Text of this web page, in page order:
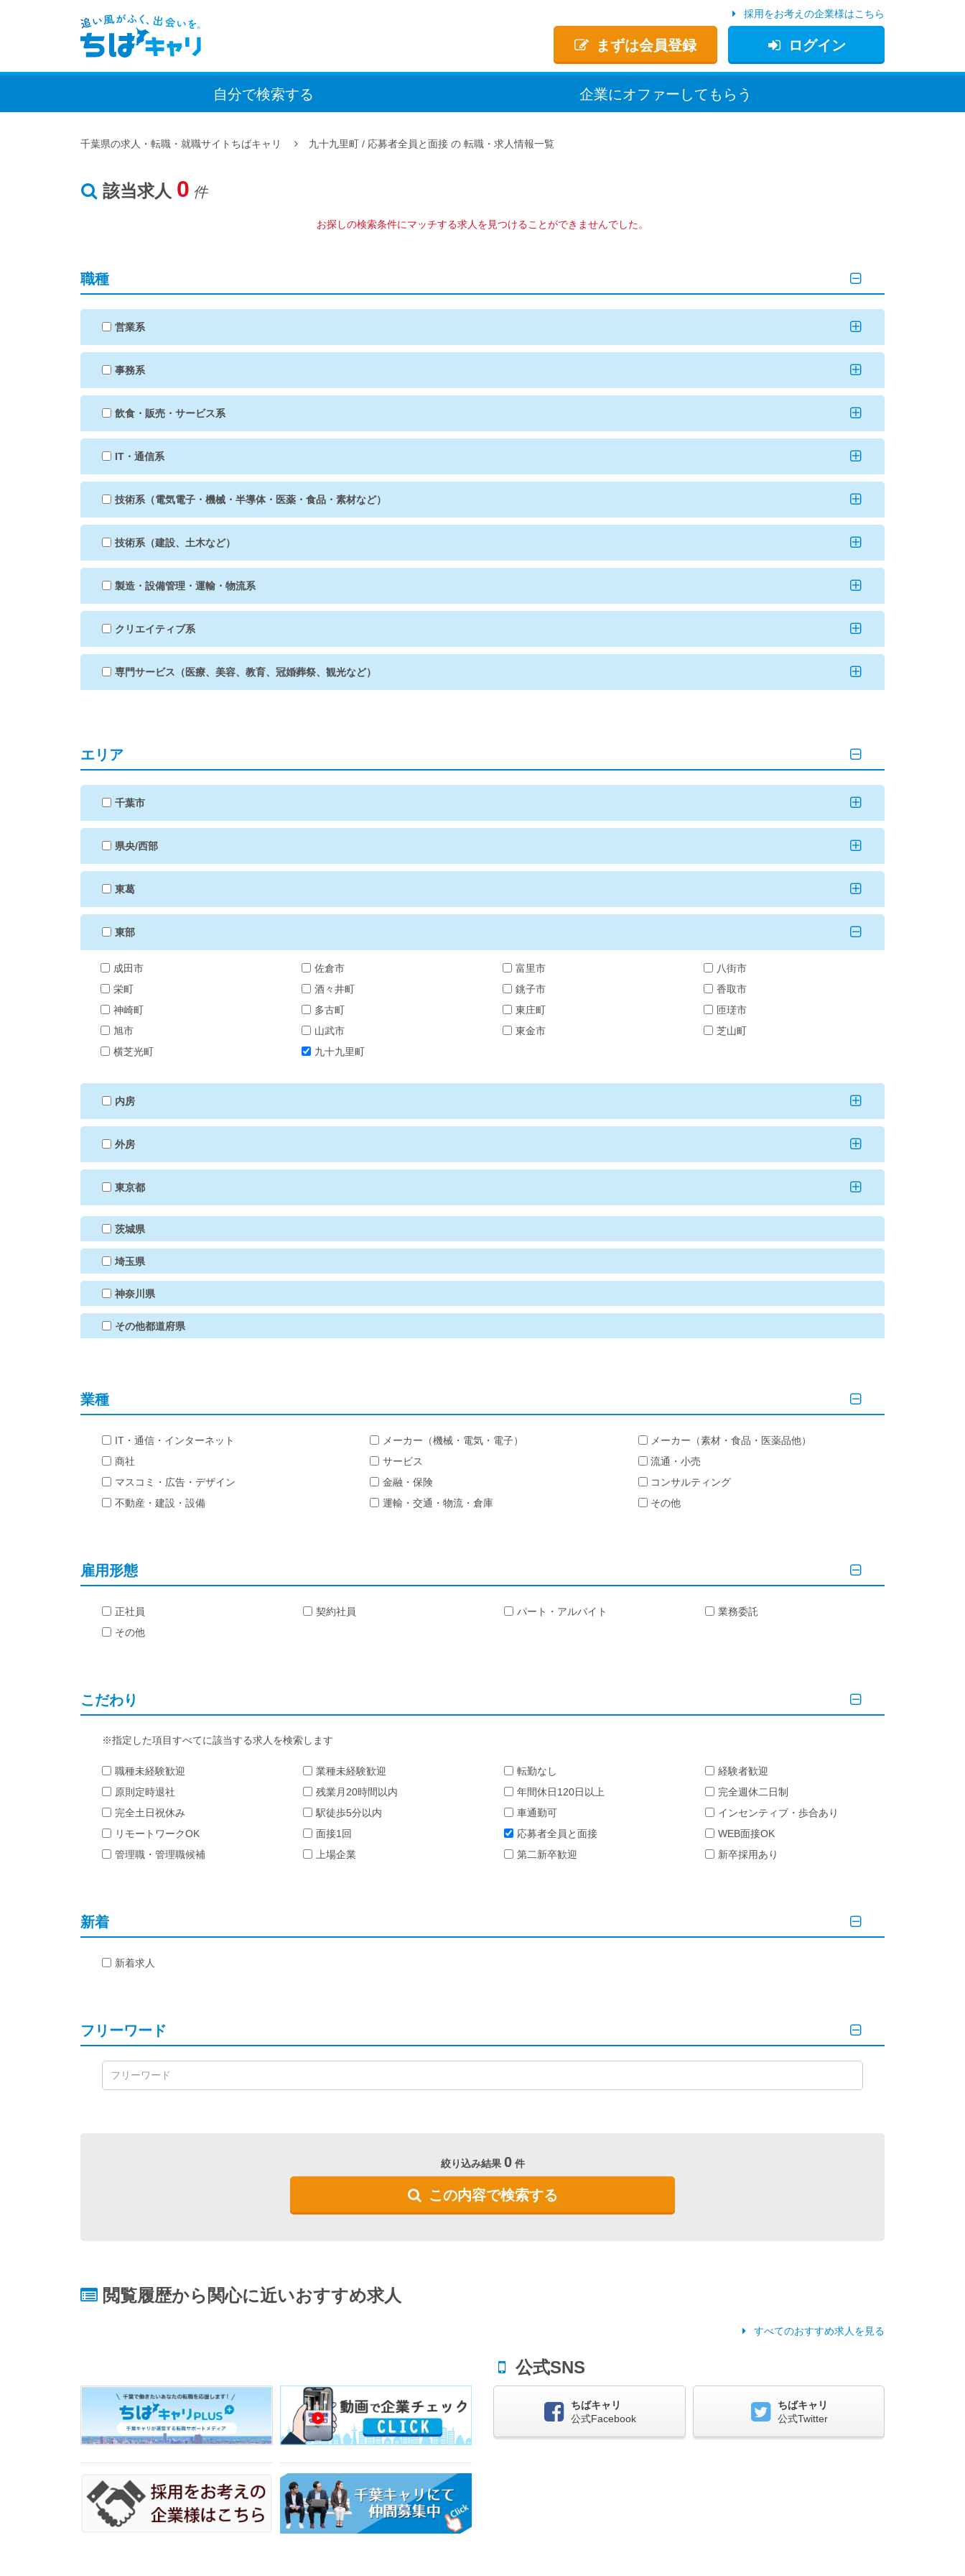
まずは会員登録 ログイン
採用をお考えの企業様はこちら
自分で検索する 企業にオファー してもらう
千葉県の求人・転職・就職サイトちばキャリ 九十九里町 応募者全員と面接 転職・求人情報一覧
該当求人 0 件
お探しの検索条件にマッチする求人を見つけることができませんでした。
職種
営業系
事務系
飲食・販売・サービス系
IT・通信系
技術系（電気電子・機械・半導体・医薬・食品・素材など）
技術系（建設、土木など）
製造・設備管理・運輸・物流系
クリエイティブ系
専門サービス（医療、美容、教育、冠婚葬祭、観光など）
エリア
千葉市
県央/西部
東葛
東部
成田市 佐倉市 富里市
八街市
栄町
酒々井町 銚子市
香取市
神崎町
多古町 東庄町
匝瑳市
旭市
山武市 東金市
芝山町
横芝光町
九十九里町
内房
外房
東京都
茨城県
埼玉県
神奈川県
その他都道府県
業種
IT・通信・インターネット メーカー（機械・電気・電子）
メーカー（素材・食品・医薬品他）
商社
サービス
流通・小売
マスコミ・広告・デザイン
金融・保険
コンサルティング
不動産・建設・設備
運輸・交通・物流・倉庫 その他
雇用形態
正社員 契約社員 パート・アルバイト
業務委託
その他
こだわり
指定した項目すべてに該当する求人を検索します
職種未経験歓迎 業種未経験歓迎 転勤なし
経験者歓迎
原則定時退社
残業月20時間以内 年間休日120日以上
完全週休二日制
完全土日祝休み
駅徒歩5分以内 車通勤可
インセンティブ・歩合あり
リモートワークOK
面接1回 応募者全員と面接
WEB面接OK
管理職・管理職候補
上場企業 第二新卒歓迎 新卒採用あり
新着
新着求人
フリーワード
絞り込み結果 0件
この内容で検索する
閲覧履歴から関心に近いおすすめ求人
すべてのおすすめ求人を見る
公式SNS
ちばキャリ
公式Facebook
ちばキャリ
公式Twitter